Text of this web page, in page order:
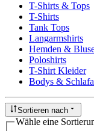
T-Shirts & Tops
T-Shirts
Tank Tops
Langarmshirts
Hemden &
Poloshirts
T-Shirt Kleider
Bodys &
Sortieren nach
Wähle eine